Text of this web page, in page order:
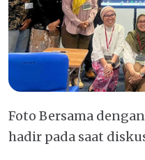
Foto Bersama
hadir pada saat